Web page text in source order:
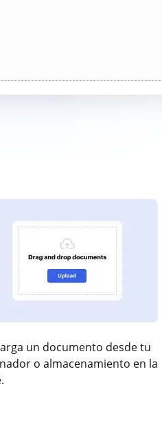
un documento desde tu
o almacenamiento en la